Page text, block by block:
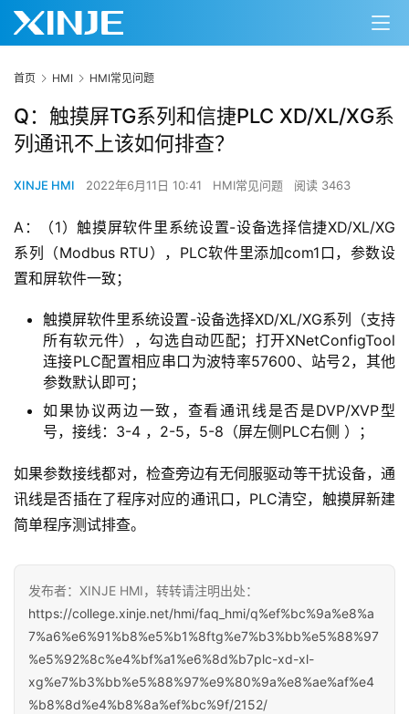
首页 HMI HMI常见问题
Q：触摸屏TG系列和信捷PLC XD/XL/XG系
列通讯不上该如何排查？
XINJE HMI 2022年6月11日 10:41 HMI常见问题 阅读 3463
A：（1）触摸屏软件里系统设置-设备选择信捷XD/XL/XG
系列（Modbus RTU），PLC软件里添加com1口，参数设
置和屏软件一致；
触摸屏软件里系统设置-设备选择XD/XL/XG系列（支持
所有软元件），勾选自动匹配；打开XNetConfigTool
连接PLC配置相应串口为波特率57600、站号2，其他
参数默认即可；
如果协议两边一致，查看通讯线是否是DVP/XVP型
号，接线：3-4 ，2-5，5-8（屏左侧PLC右侧 ）；
如果参数接线都对，检查旁边有无伺服驱动等干扰设备，通
讯线是否插在了程序对应的通讯口，PLC清空，触摸屏新建
简单程序测试排查。
发布者：XINJE HMI，转转请注明出处：
https://college.xinje.net/hmi/faq_hmi/q%ef%bc%9a%e8%a
7%a6%e6%91%b8%e5%b1%8ftg%e7%b3%bb%e5%88%97
%e5%92%8c%e4%bf%a1%e6%8d%b7plc-xd-xl-
xg%e7%b3%bb%e5%88%97%e9%80%9a%e8%ae%af%e4
%b8%8d%e4%b8%8a%ef%bc%9f/2152/